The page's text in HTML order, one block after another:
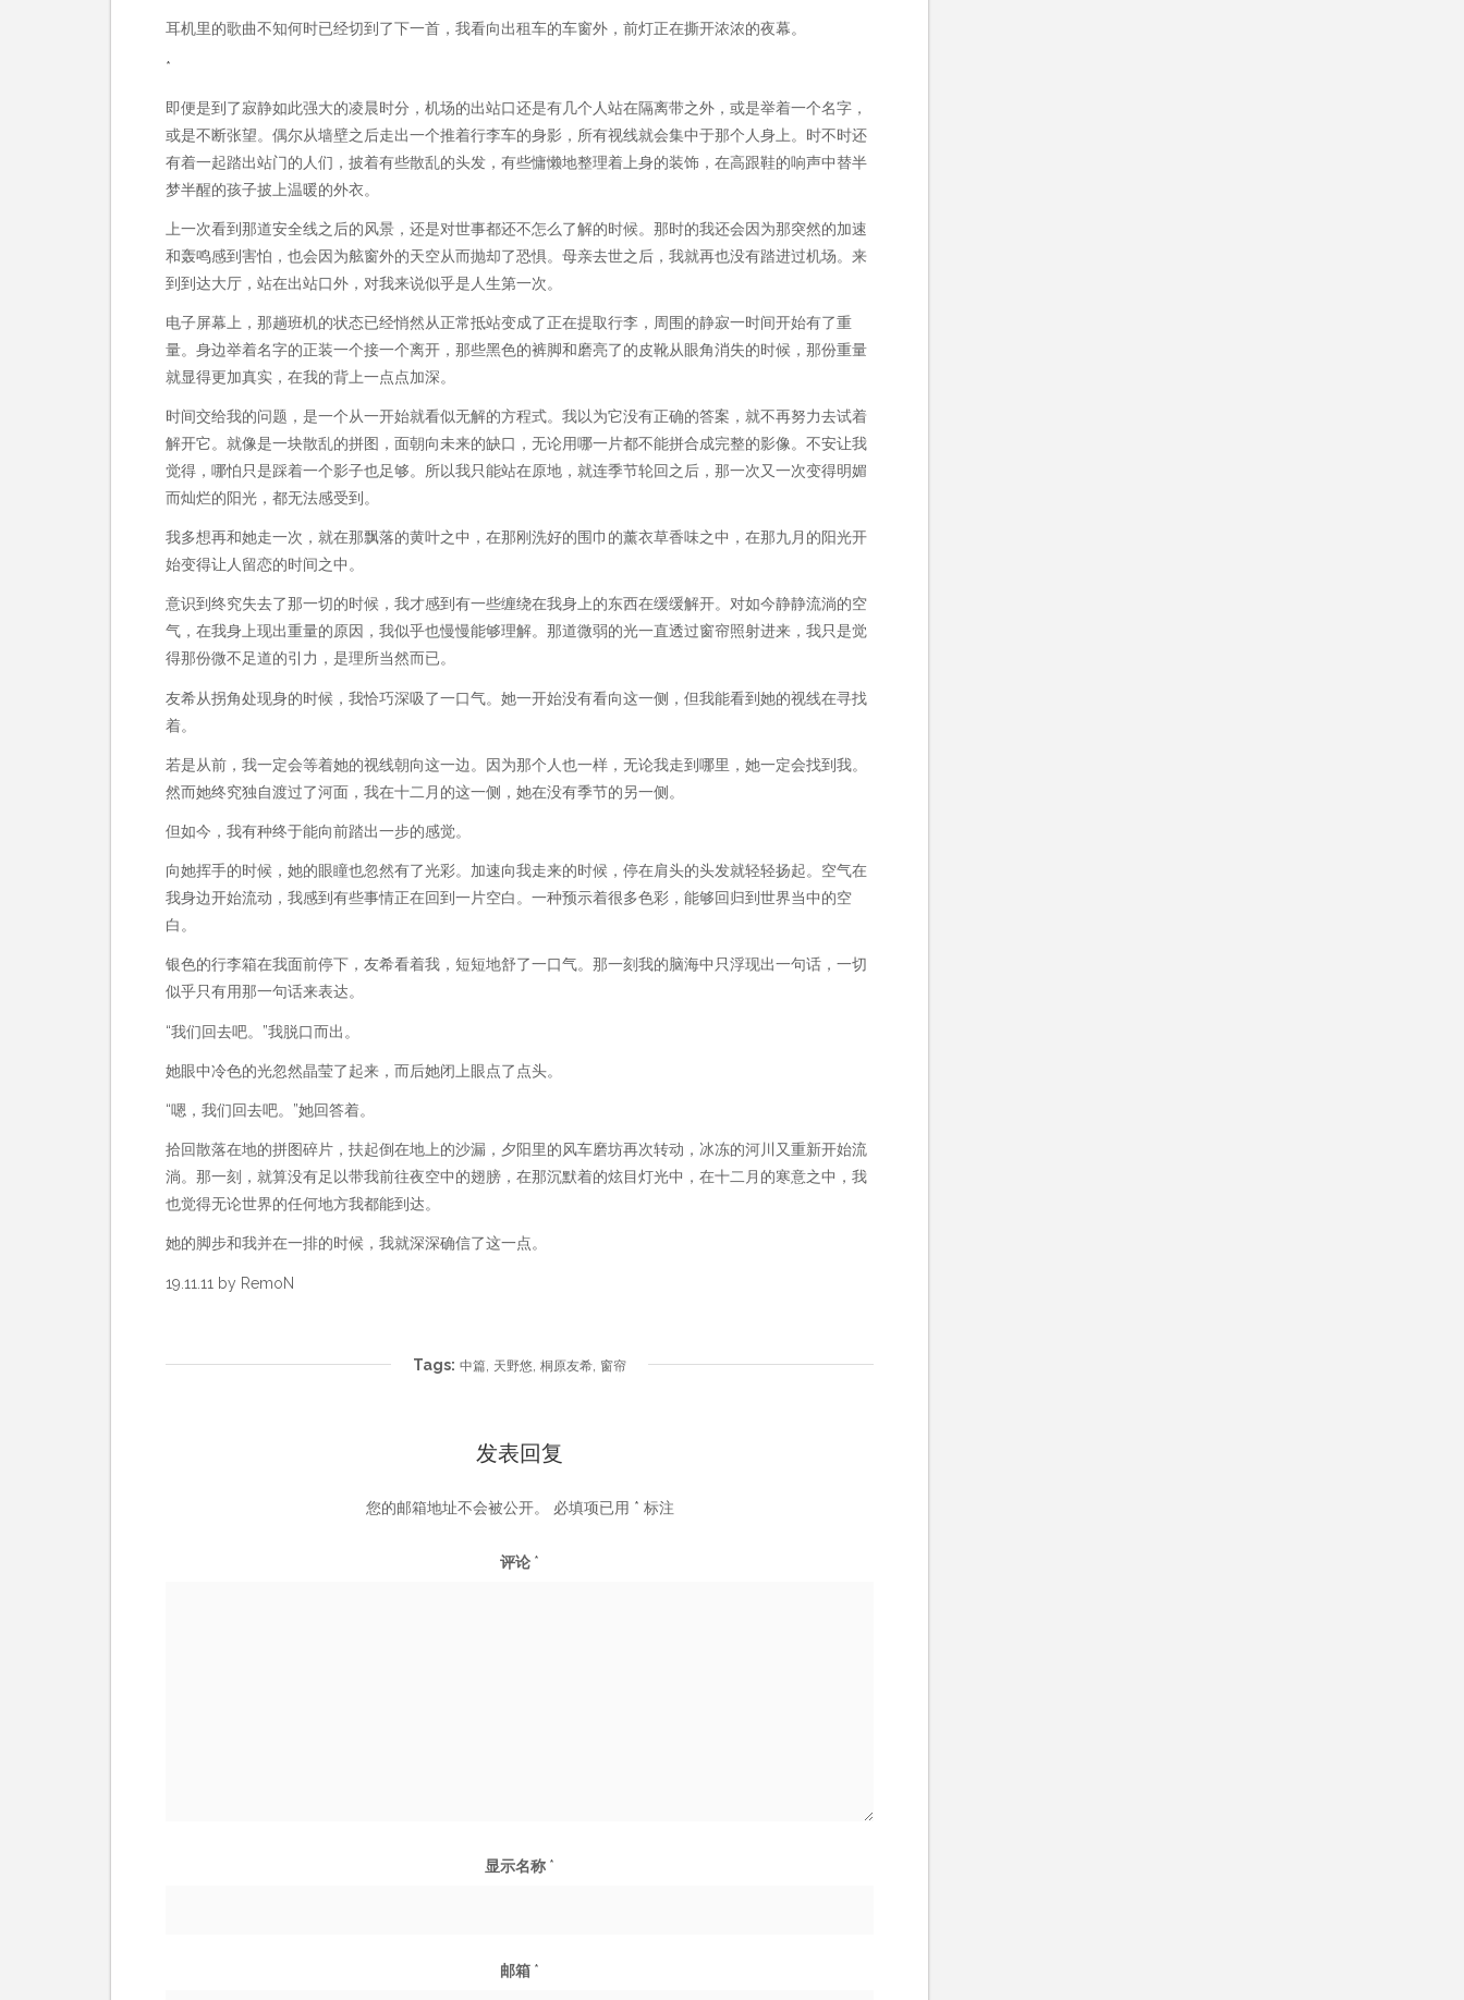
耳机里的歌曲不知何时已经切到了下一首，我看向出租车的车窗外，前灯正在撕开浓浓的夜幕。
*
即便是到了寂静如此强大的凌晨时分，机场的出站口还是有几个人站在隔离带之外，或是举着一个名字，
或是不断张望。偶尔从墙壁之后走出一个推着行李车的身影，所有视线就会集中于那个人身上。时不时还
有着一起踏出站门的人们，披着有些散乱的头发，有些慵懒地整理着上身的装饰，在高跟鞋的响声中替半
梦半醒的孩子披上温暖的外衣。
上一次看到那道安全线之后的风景，还是对世事都还不怎么了解的时候。那时的我还会因为那突然的加速
和轰鸣感到害怕，也会因为舷窗外的天空从而抛却了恐惧。母亲去世之后，我就再也没有踏进过机场。来
到到达大厅，站在出站口外，对我来说似乎是人生第一次。
电子屏幕上，那趟班机的状态已经悄然从正常抵站变成了正在提取行李，周围的静寂一时间开始有了重
量。身边举着名字的正装一个接一个离开，那些黑色的裤脚和磨亮了的皮靴从眼角消失的时候，那份重量
就显得更加真实，在我的背上一点点加深。
时间交给我的问题，是一个从一开始就看似无解的方程式。我以为它没有正确的答案，就不再努力去试着
解开它。就像是一块散乱的拼图，面朝向未来的缺口，无论用哪一片都不能拼合成完整的影像。不安让我
觉得，哪怕只是踩着一个影子也足够。所以我只能站在原地，就连季节轮回之后，那一次又一次变得明媚
而灿烂的阳光，都无法感受到。
我多想再和她走一次，就在那飘落的黄叶之中，在那刚洗好的围巾的薰衣草香味之中，在那九月的阳光开
始变得让人留恋的时间之中。
意识到终究失去了那一切的时候，我才感到有一些缠绕在我身上的东西在缓缓解开。对如今静静流淌的空
气，在我身上现出重量的原因，我似乎也慢慢能够理解。那道微弱的光一直透过窗帘照射进来，我只是觉
得那份微不足道的引力，是理所当然而已。
友希从拐角处现身的时候，我恰巧深吸了一口气。她一开始没有看向这一侧，但我能看到她的视线在寻找
着。
若是从前，我一定会等着她的视线朝向这一边。因为那个人也一样，无论我走到哪里，她一定会找到我。
然而她终究独自渡过了河面，我在十二月的这一侧，她在没有季节的另一侧。
但如今，我有种终于能向前踏出一步的感觉。
向她挥手的时候，她的眼瞳也忽然有了光彩。加速向我走来的时候，停在肩头的头发就轻轻扬起。空气在
我身边开始流动，我感到有些事情正在回到一片空白。一种预示着很多色彩，能够回归到世界当中的空
白。
银色的行李箱在我面前停下，友希看着我，短短地舒了一口气。那一刻我的脑海中只浮现出一句话，一切
似乎只有用那一句话来表达。
“我们回去吧。”我脱口而出。
她眼中冷色的光忽然晶莹了起来，而后她闭上眼点了点头。
“嗯，我们回去吧。”她回答着。
拾回散落在地的拼图碎片，扶起倒在地上的沙漏，夕阳里的风车磨坊再次转动，冰冻的河川又重新开始流
淌。那一刻，就算没有足以带我前往夜空中的翅膀，在那沉默着的炫目灯光中，在十二月的寒意之中，我
也觉得无论世界的任何地方我都能到达。
她的脚步和我并在一排的时候，我就深深确信了这一点。
19.11.11 by RemoN
Tags: 中篇 天野悠 桐原友希 窗帘
发表回复
您的邮箱地址不会被公开。 必填项已用 * 标注
评论 *
显示名称 *
邮箱 *